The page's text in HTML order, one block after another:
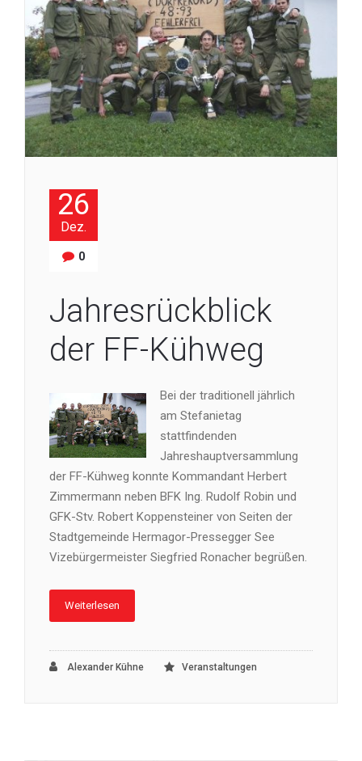
26
Dez.
0
Jahresrückblick
der FF-Kühweg
Bei der traditionell jährlich
am Stefanietag
stattfindenden
Jahreshauptversammlung
der FF-Kühweg konnte Kommandant Herbert
Zimmermann neben BFK Ing. Rudolf Robin und
GFK-Stv. Robert Koppensteiner von Seiten der
Stadtgemeinde Hermagor-Pressegger See
Vizebürgermeister Siegfried Ronacher begrüßen.
Weiterlesen
Alexander Kühne Veranstaltungen